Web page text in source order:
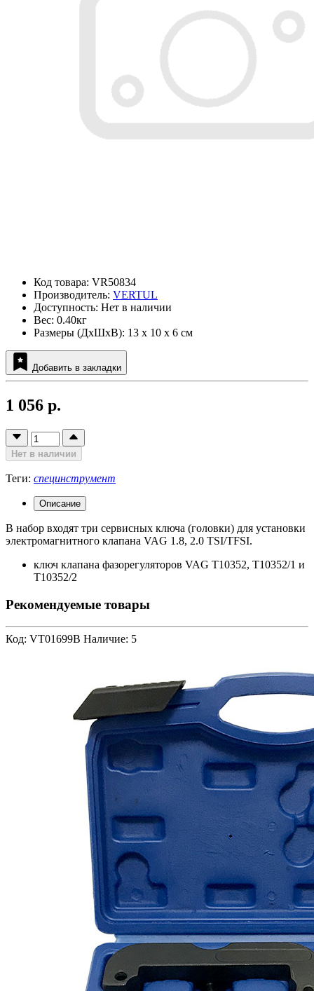
Код товара: VR50834
Производитель: VERTUL
Доступность: Нет в наличии
Вес: 0.40кг
Размеры (ДxШxВ): 13 x 10 x 6 см
Добавить в закладки
1 056 р.
Нет в наличии
Теги: специнструмент
Описание
В набор входят три сервисных ключа (головки) для установки
электромагнитного клапана VAG 1.8, 2.0 TSI/TFSI.
ключ клапана фазорегуляторов VAG T10352, T10352/1 и
T10352/2
Рекомендуемые товары
Код: VT01699B Наличие: 5